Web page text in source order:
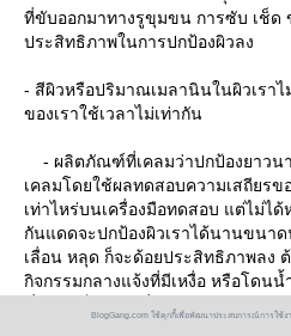
ที่ขับออกมาทางรูขุมขน การซับ เช็ด
ประสิทธิภาพในการปกป้องผิวลง
- สีผิวหรือปริมาณเมลานินในผิวเราไ
ของเราใช้เวลาไม่เท่ากัน
- ผลิตภัณฑ์ที่เคลมว่าปกป้องยาวน
เคลมโดยใช้ผลทดสอบความเสถียร
เท่าไหร่บนเครื่องมือทดสอบ แต่ไม่ไ
กันแดดจะปกป้องผิวเราได้นานขน
เลื่อน หลุด ก็จะด้อยประสิทธิภาพลง
กิจกรรมกลางแจ้งที่มีเหงื่อ หรือโดน
BlogGang.com ใช้คุกกี้เพื่อพัฒนาประสบการณ์การใช้